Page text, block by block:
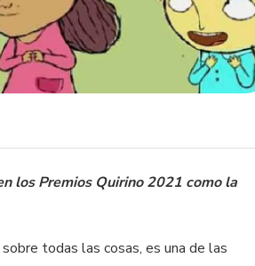
los Premios Quirino 2021 como la
todas las cosas, es una de las